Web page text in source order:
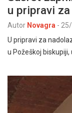
u pripravi
Autor Novagra -
U pripravi za
u Požeškoj biskupiji,